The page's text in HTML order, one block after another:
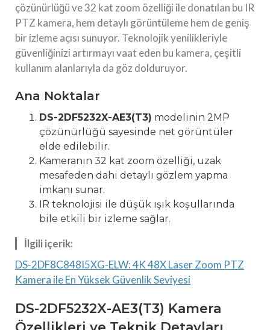
çözünürlüğü ve 32 kat zoom özelliği ile donatılan bu IR
PTZ kamera, hem detaylı görüntüleme hem de geniş
bir izleme açısı sunuyor. Teknolojik yenilikleriyle
güvenliğinizi artırmayı vaat eden bu kamera, çeşitli
kullanım alanlarıyla da göz dolduruyor.
Ana Noktalar
DS-2DF5232X-AE3(T3) modelinin 2MP
çözünürlüğü sayesinde net görüntüler
elde edilebilir.
Kameranın 32 kat zoom özelliği, uzak
mesafeden dahi detaylı gözlem yapma
imkanı sunar.
IR teknolojisi ile düşük ışık koşullarında
bile etkili bir izleme sağlar.
İlgili içerik:
DS-2DF8C848I5XG-ELW: 4K 48X Laser Zoom PTZ
Kamera ile En Yüksek Güvenlik Seviyesi
DS-2DF5232X-AE3(T3) Kamera